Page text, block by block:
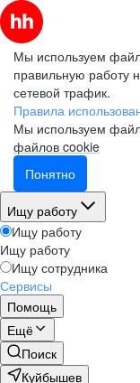
Мы используем
правильную работу
сетевой трафик.
Правила
Мы используем
файлов cookie
Понятно
Ищу работу
Ищу работу
Ищу работу
Ищу сотрудника
Сервисы
Помощь
Ещё
Поиск
Куйбышев